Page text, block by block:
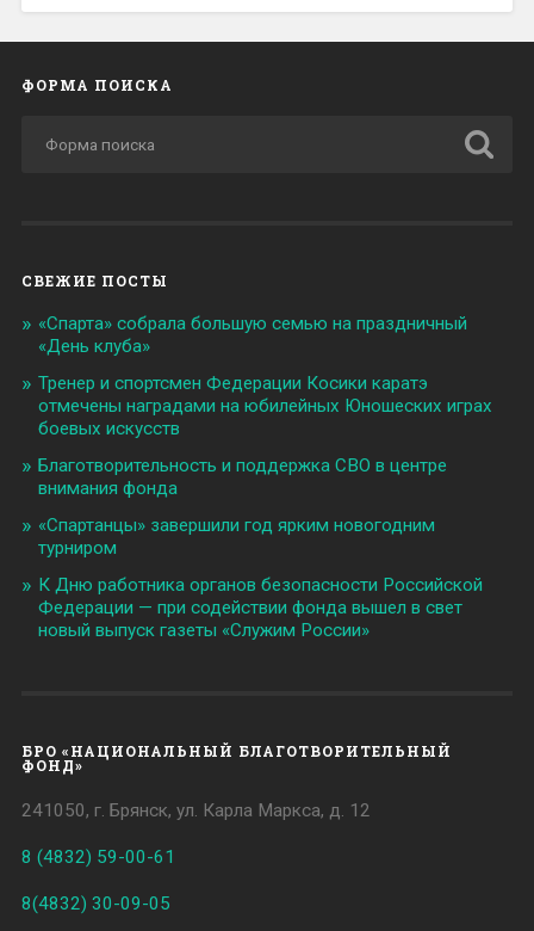
ФОРМА ПОИСКА
СВЕЖИЕ ПОСТЫ
«Спарта» собрала большую семью на праздничный
«День клуба»
Тренер и спортсмен Федерации Косики каратэ
отмечены наградами на юбилейных Юношеских играх
боевых искусств
Благотворительность и поддержка СВО в центре
внимания фонда
«Спартанцы» завершили год ярким новогодним
турниром
К Дню работника органов безопасности Российской
Федерации — при содействии фонда вышел в свет
новый выпуск газеты «Служим России»
БРО «НАЦИОНАЛЬНЫЙ БЛАГОТВОРИТЕЛЬНЫЙ
ФОНД»
241050, г. Брянск, ул. Карла Маркса, д. 12
8 (4832) 59-00-61
8(4832) 30-09-05